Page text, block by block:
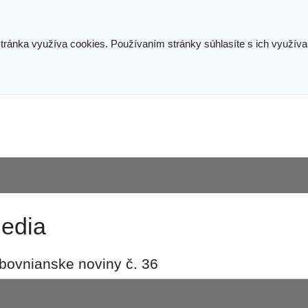
využíva cookies. Používaním stránky súhlasíte s ich
noviny č. 36